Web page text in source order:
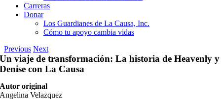
Carreras
Donar
Los Guardianes de La Causa, Inc.
Cómo tu apoyo cambia vidas
Previous Next
Un viaje de transformación: La historia de Heavenly y
Denise con La Causa
Autor original
Angelina Velazquez